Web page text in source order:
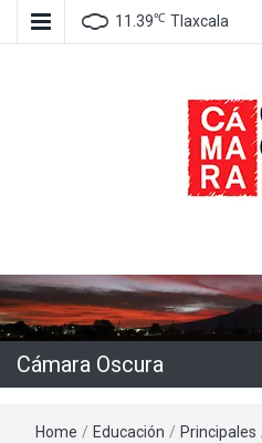
11.39℃ Tlaxcala
Cámara Oscura
Home / Educación / Principales